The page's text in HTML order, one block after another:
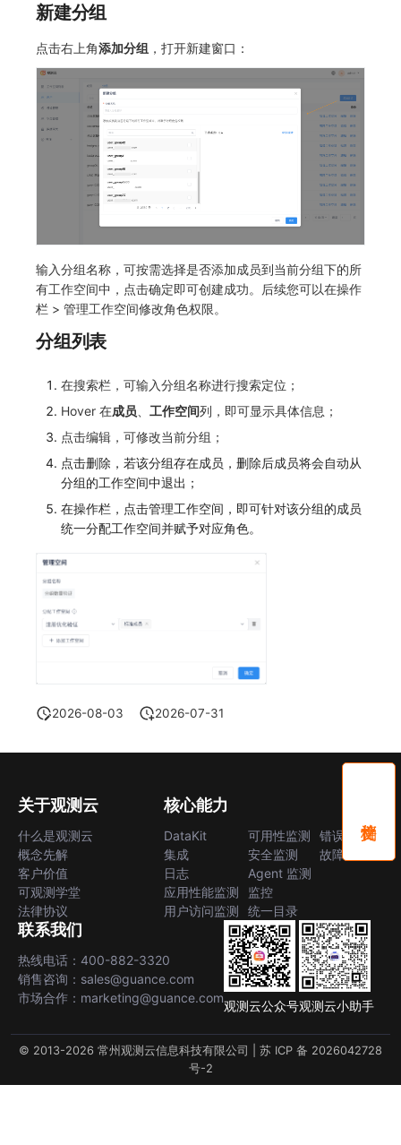
新建分组
点击右上角添加分组 ，打开新建窗口：
输入分组名称，可按需选择是否添加成员到当前分组下的所
有工作空间中，点击确定即可创建成功。后续您可以在操作
栏 > 管理工作空间修改角色权限。
分组列表
在搜索栏，可输入分组名称进行搜索定位；
Hover 在成员 工作空间列，即可显示具体信息；
点击编辑，可修改当前分组；
点击删除，若该分组存在成员，删除后成员将会自动从
分组的工作空间中退出；
在操作栏，点击管理工作空间，即可针对该分组的成员
统一分配工作空间并赋予对应角色。
2026-08-03 2026-07-31
关于观测云
什么是观测云
概念先解
客户价值
可观测学堂
法律协议
核心能力
DataKit
集成
日志
应用性能监测
用户访问监测
可用性监测
安全监测
Agent 监测
监控
统一目录
错误中心
故障中心
联系我们
热线电话：400-882-3320
销售咨询：sales@guance.com
市场合作：marketing@guance.com
观测云公众号观测云小助手
© 2013-2026 常州观测云信息科技有限公司 | 苏 ICP 备 2026042728
号-2